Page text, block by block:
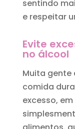
sentindo
e respeitar
Evite
no álcool
Muita gente
comida
excesso,